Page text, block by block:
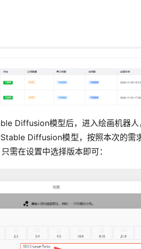
Diffusion模型后，进入绘画机器人
Diffusion模型，按照本次的
需在设置中选择版本即可：